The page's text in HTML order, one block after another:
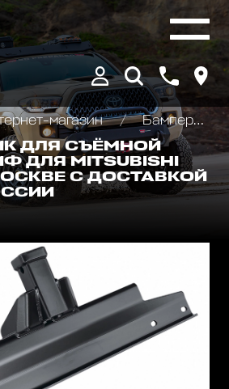
магазин
Бамперы и пороги силовые, площадки под лебедку
ДЛЯ СЪЁМНОЙ
ДЛЯ MITSUBISHI
С ДОСТАВКОЙ